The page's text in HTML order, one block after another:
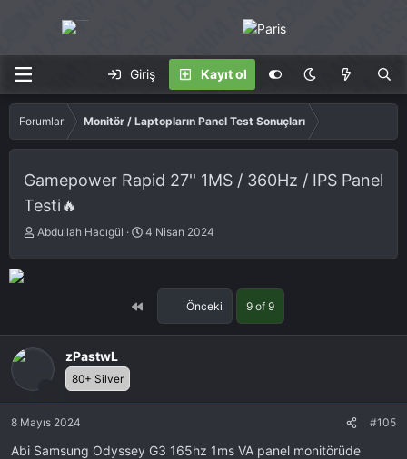
Giriş Kayıt ol
Forumlar Monitör / Laptopların Panel Test Sonuçları
Gamepower Rapid 27'' 1MS / 360Hz / IPS Panel
Testi🔥
K
h
i
Abdullah Hacıgül
S
a
4 Nisan 2024
First Önceki 9 of 9
zPastwL
80+ Silver
8 Mayıs 2024 #105
Abi Samsung Odyssey G3 165hz 1ms VA panel monitörüde